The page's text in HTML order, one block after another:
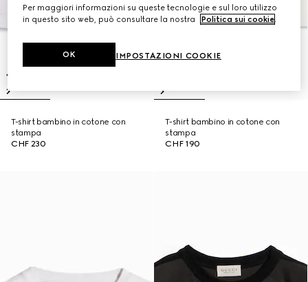
T-shirt bambino in cotone con
stampa
CHF 230
T-shirt bambino in cotone con
stampa
CHF 190
Per maggiori informazioni su queste tecnologie e sul loro utilizzo
in questo sito web, può consultare la nostra
Politica sui cookie.
IMPOSTAZIONI COOKIE
OK